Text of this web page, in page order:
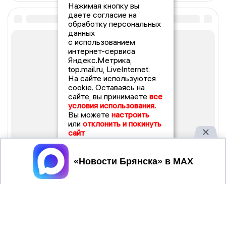
Нажимая кнопку вы
даете согласие на
обработку персональных
данных
с использованием
интернет-сервиса
Яндекс.Метрика,
top.mail.ru, LiveInternet.
На сайте используются
cookie. Оставаясь на
сайте, вы принимаете все
условия использования.
Вы можете настроить
или отклонить и покинуть
сайт
Принять